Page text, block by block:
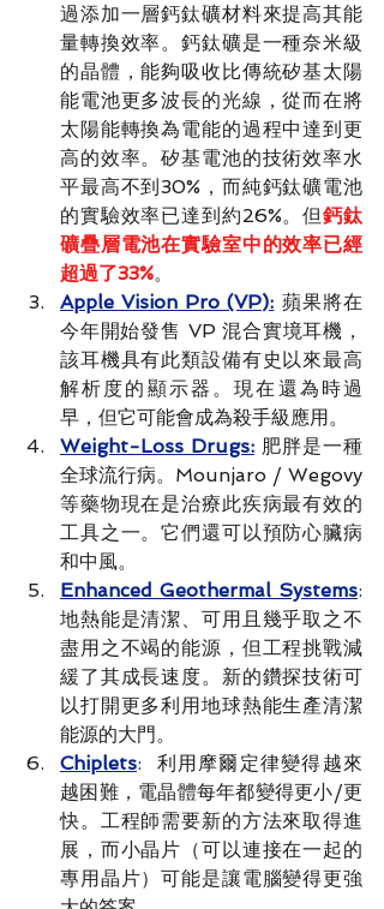
過添加一層鈣鈦礦材料來提高其能
量轉換效率。鈣鈦礦是一種奈米級
的晶體，能夠吸收比傳統矽基太陽
能電池更多波長的光線 ，從而在將
太陽能轉換為電能的過程中達到更
高的效率。矽基電池的技術效率水
平最高不到30%，而純鈣鈦礦電池
的實驗效率已達到約26%。但鈣鈦
礦疊層電池在實驗室中的效率已經
超過了33%。
Apple Vision Pro (VP): 蘋果將在
今年開始發售 VP 混合實境耳機，
該耳機具有此類設備有史以來最高
解析度的顯示器。現在還為時過
早，但它可能會成為殺手級應用。
Weight-Loss Drugs: 肥胖是一種
全球流行病。Mounjaro / Wegovy
等藥物現在是治療此疾病最有效的
工具之一。它們還可以預防心臟病
和中風。
Enhanced Geothermal Systems:
地熱能是清潔、可用且幾乎取之不
盡用之不竭的能源，但工程挑戰減
緩了其成長速度。新的鑽探技術可
以打開更多利用地球熱能生產清潔
能源的大門。
Chiplets:
  利用摩爾定律變得越來
越困難，電晶體每年都變得更小/更
快。工程師需要新的方法來取得進
展，而小晶片（可以連接在一起的
專用晶片）可能是讓電腦變得更強